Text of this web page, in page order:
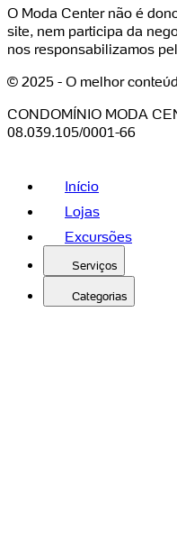
O Moda Center não é
site, nem participa da
nos responsabilizamos
© 2025 - O melhor
CONDOMÍNIO MODA
08.039.105/0001-66
Início
Lojas
Excursões
Serviços
Categorias